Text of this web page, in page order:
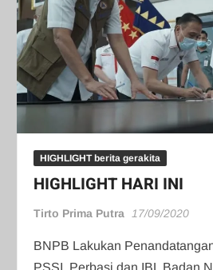
HIGHLIGHT berita gerakita
HIGHLIGHT HARI INI
Tirto Prima Putra 17/09/2020
BNPB Lakukan